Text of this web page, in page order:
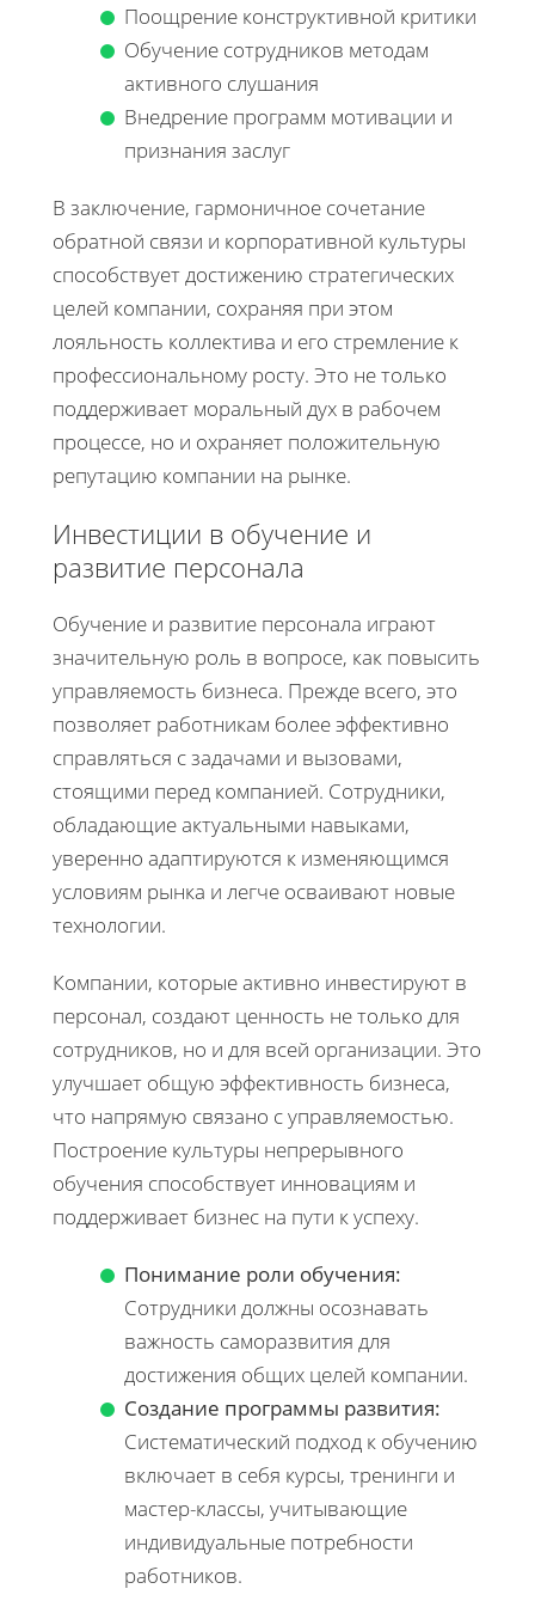
Поощрение конструктивной критики
Обучение сотрудников методам
активного слушания
Внедрение программ мотивации и
признания заслуг
В заключение, гармоничное сочетание
обратной связи и корпоративной культуры
способствует достижению стратегических
целей компании, сохраняя при этом
лояльность коллектива и его стремление к
профессиональному росту. Это не только
поддерживает моральный дух в рабочем
процессе, но и охраняет положительную
репутацию компании на рынке.
Инвестиции в обучение и
развитие персонала
Обучение и развитие персонала играют
значительную роль в вопросе, как повысить
управляемость бизнеса. Прежде всего, это
позволяет работникам более эффективно
справляться с задачами и вызовами,
стоящими перед компанией. Сотрудники,
обладающие актуальными навыками,
уверенно адаптируются к изменяющимся
условиям рынка и легче осваивают новые
технологии.
Компании, которые активно инвестируют в
персонал, создают ценность не только для
сотрудников, но и для всей организации. Это
улучшает общую эффективность бизнеса,
что напрямую связано с управляемостью.
Построение культуры непрерывного
обучения способствует инновациям и
поддерживает бизнес на пути к успеху.
Понимание роли обучения:
Сотрудники должны осознавать
важность саморазвития для
достижения общих целей компании.
Создание программы развития:
Систематический подход к обучению
включает в себя курсы, тренинги и
мастер-классы, учитывающие
индивидуальные потребности
работников.